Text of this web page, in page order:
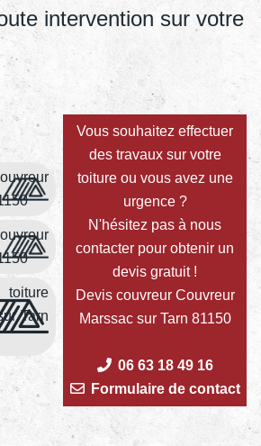
intervention sur votre
Tarn
Vous souhaitez effectuer
des travaux sur votre
toiture ou vous avez une
urgence ?
N'hésitez pas à nous
contacter pour obtenir un
devis gratuit !
Devis couvreur Couvreur
Marssac sur Tarn 81150
06 63 18 49 16
Formulaire de contact